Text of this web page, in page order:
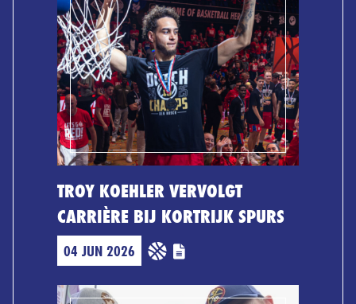
TROY KOEHLER VERVOLGT
CARRIÈRE BIJ KORTRIJK SPURS
04 JUN 2026